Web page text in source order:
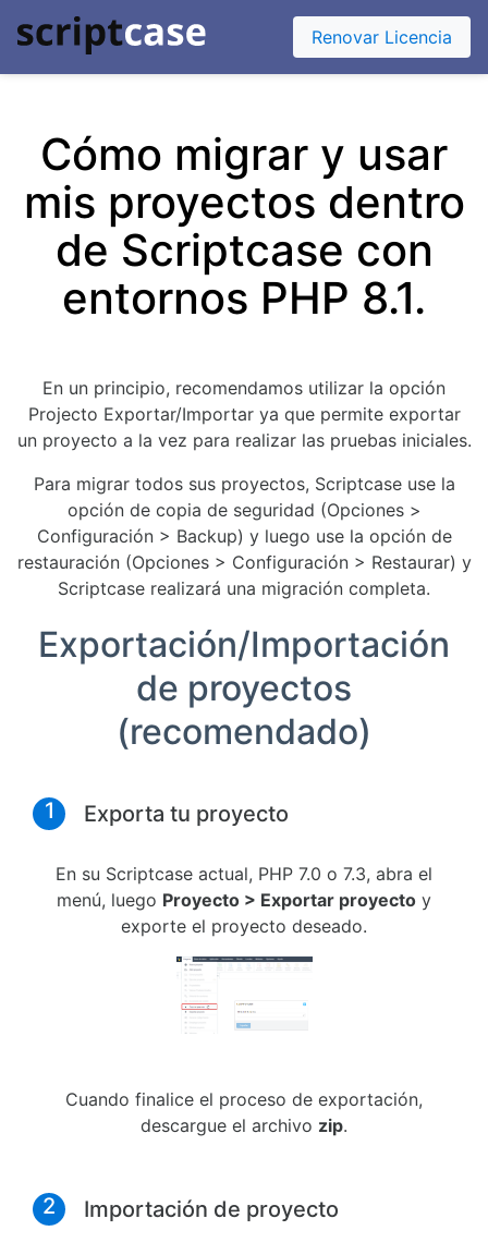
Renovar Licencia
Cómo migrar y usar
mis proyectos dentro
de Scriptcase con
entornos PHP 8.1.
En un principio, recomendamos utilizar la opción
Projecto Exportar/Importar ya que permite exportar
un proyecto a la vez para realizar las pruebas iniciales.
Para migrar todos sus proyectos, Scriptcase use la
opción de copia de seguridad (Opciones >
Configuración > Backup) y luego use la opción de
restauración (Opciones > Configuración > Restaurar) y
Scriptcase realizará una migración completa.
Exportación/Importación
de proyectos
(recomendado)
1 Exporta tu proyecto
En su Scriptcase actual, PHP 7.0 o 7.3, abra el
menú, luego Proyecto > Exportar proyecto y
exporte el proyecto deseado.
Cuando finalice el proceso de exportación,
descargue el archivo zip.
2 Importación de proyecto